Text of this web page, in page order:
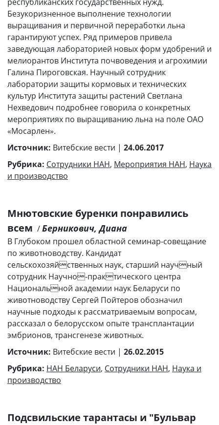
Безукоризненное выполнение технологии
выращивания и первичной переработки льна
гарантируют успех. Ряд примеров привела
заведующая лабораторией новых форм удобрений и
мелиорантов Института почвоведения и агрохимии
Галина Пироговская. Научный сотрудник
лаборатории защиты кормовых и технических
культур Института защиты растений Светлана
Нехведович подробнее говорила о конкретных
мероприятиях по выращиванию льна на поле ОАО
«Мосарлен».
Источник: Витебские вести | 24.06.2017
Рубрика: Сотрудники НАН, Мероприятия НАН, Наука
и производство
Мнютовские буренки понравились
всем /Берникович, Диана
В Глубоком прошел областной семинар-совещание
по животноводству. Кандидат
сельскохозяйственных наук, старший научный
сотрудник Научно-практического центра
Национальной академии наук Беларуси по
животноводству Сергей Пойтеров обозначил
научные подходы к рассматриваемым вопросам,
рассказал о белорусском опыте трансплантации
эмбрионов, трансгенезе животных.
Источник: Витебские вести | 26.02.2015
Рубрика: НАН Беларуси, Сотрудники НАН, Наука и
производство
Подсвильские тарантасы и "Бульвар